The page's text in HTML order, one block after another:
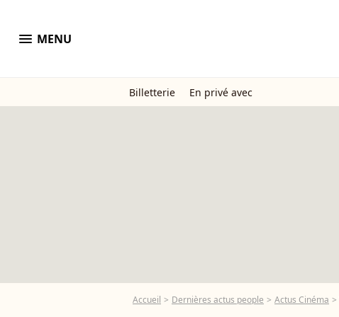
menu MENU
Billetterie En privé avec
Accueil Dernières actus people Actus Cinéma